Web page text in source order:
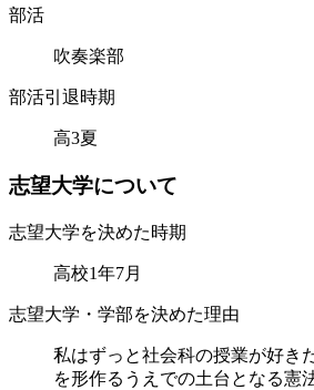
部活
吹奏楽部
部活引退時期
高3夏
志望大学について
志望大学を決めた時期
高校1年7月
志望大学・学部を決めた理由
私はずっと社会科の授業が好き
を形作るうえでの土台となる憲